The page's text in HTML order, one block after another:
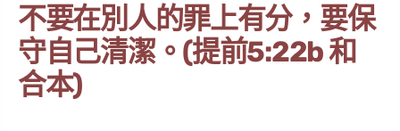
不要在別人的罪上有分，要保
守自己清潔。(提前5:22b 和
合本)